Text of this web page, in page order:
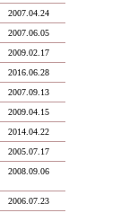
2007.04.24
2007.06.05
2009.02.17
2016.06.28
2007.09.13
2009.04.15
2014.04.22
2005.07.17
2008.09.06
2006.07.23